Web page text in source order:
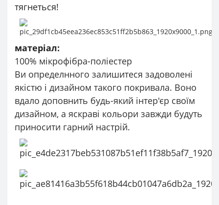
тягнеться!
матеріал:
100% мікрофібра-поліестер
Ви определнного залишитеся задоволені
якістю і дизайном такого покривала. Воно
вдало доповнить будь-який інтер'єр своїм
дизайном, а яскраві кольори завжди будуть
приносити гарний настрій.